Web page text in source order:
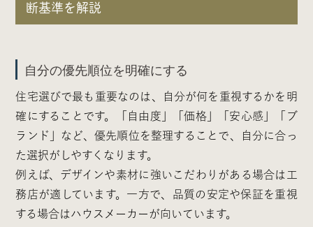
断基準を解説
自分の優先順位を明確にする
住宅選びで最も重要なのは、自分が何を重視するかを明
確にすることです。「自由度」「価格」「安心感」「ブ
ランド」など、優先順位を整理することで、自分に合っ
た選択がしやすくなります。
例えば、デザインや素材に強いこだわりがある場合は工
務店が適しています。一方で、品質の安定や保証を重視
する場合はハウスメーカーが向いています。